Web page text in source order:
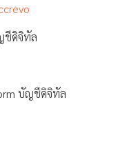
ชีดิจิทัล
บัญชีดิจิทัล